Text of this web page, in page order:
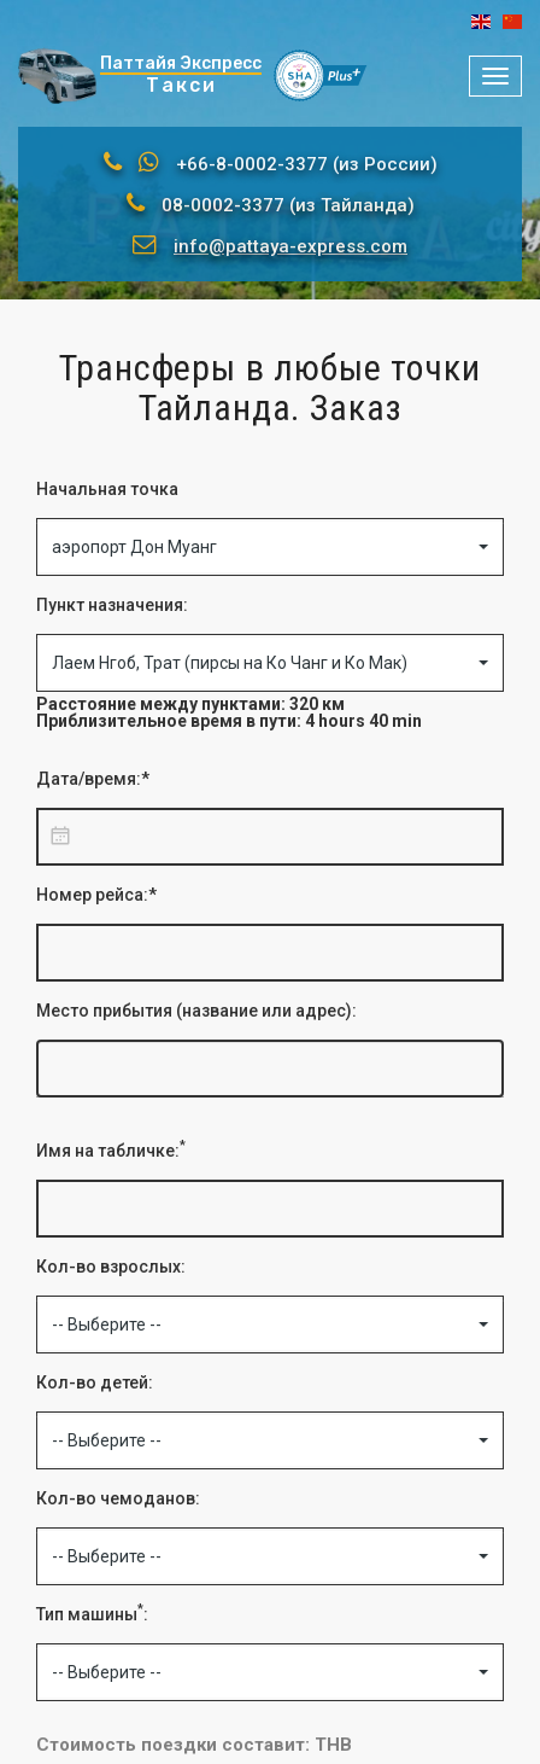
Паттайя Экспресс
Такси
+66-8-0002-3377 (из России)
08-0002-3377 (из Тайланда)
info@pattaya-express.com
Трансферы в любые точки
Тайланда. Заказ
Начальная точка
аэропорт Дон Муанг
Пункт назначения:
Лаем Нгоб, Трат (пирсы на Ко Чанг и Ко Мак)
Расстояние между пунктами: 320 км
Приблизительное время в пути: 4 hours 40 min
Дата/время:*
Номер рейса:*
Место прибытия (название или адрес):
Имя на табличке:*
Кол-во взрослых:
-- Выберите --
Кол-во детей:
-- Выберите --
Кол-во чемоданов:
-- Выберите --
Тип машины*:
-- Выберите --
Стоимость поездки составит: THB